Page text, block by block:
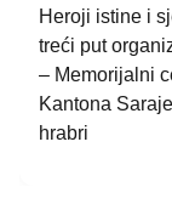
Heroji istine i
treći put
– Memorijalni
Kantona
hrabri